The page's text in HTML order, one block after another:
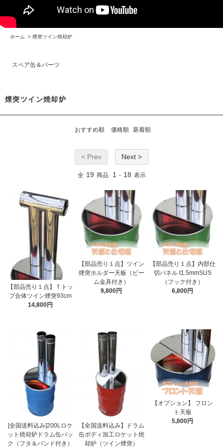
ホーム > 煙突ツイン焼却炉
スペア缶＆パーツ
煙突ツイン焼却炉
おすすめ順 価格順 新着順
< Prev Next >
全 19 商品 1 - 18 表示
【部品売り１点】Ｔトッ
プ合体ツイン煙突93cm
14,800円
【部品売り１点】ツイン
煙突ホルダー天板（ビー
ム金具付き）
9,800円
【部品売り１点】内部仕
切パネル t1.5mmSUS
（フック付き）
6,800円
[全国送料込み]200Lロケ
ット焼却炉ドラム缶パッ
ク（フタ＆バンド付き）
【全国送料込み】ドラム
缶ボディ加工ロケット焼
却炉（ツイン煙突）
【オプション】 フロン
ト天板
5,800円